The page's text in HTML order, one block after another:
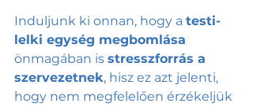
Induljunk ki onnan, hogy a testi-
lelki egység megbomlása
önmagában is stresszforrás a
szervezetnek, hisz ez azt jelenti,
hogy nem megfelelően érzékeljük